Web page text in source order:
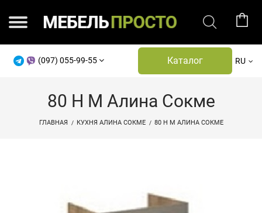
(097) 055-99-55 Каталог RU
80 Н М Алина Сокме
ГЛАВНАЯ КУХНЯ АЛИНА СОКМЕ 80 Н М АЛИНА СОКМЕ